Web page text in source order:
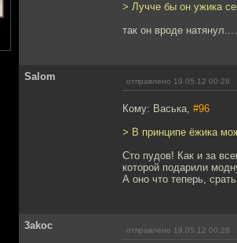
> Лучче бы он ужика
так он вроде натянул....
Salom отправлено 19.05.12 00:28
Кому: Васька, #96
> В принципе ёжика
Сто пудов! Как и за
которой подарили
А оно что теперь,
3akoc отправлено 19.05.12 00:28